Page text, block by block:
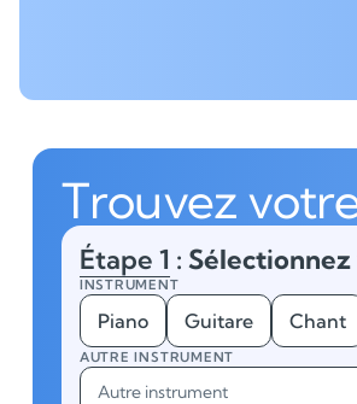
Trouvez
Étape 1 :
INSTRUMENT
Piano Guitare Chant
AUTRE INSTRUMENT
Autre instrument